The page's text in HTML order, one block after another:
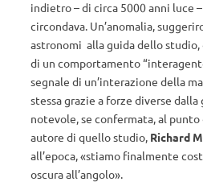
indietro – di circa 5000 anni luce
circondava. Un’anomalia,
astronomi alla guida dello studio,
di un comportamento
segnale di un’interazione della
stessa grazie a forze diverse dalla
notevole, se confermata, al
autore di quello studio, Richard
all’epoca, «stiamo finalmente
oscura all’angolo».